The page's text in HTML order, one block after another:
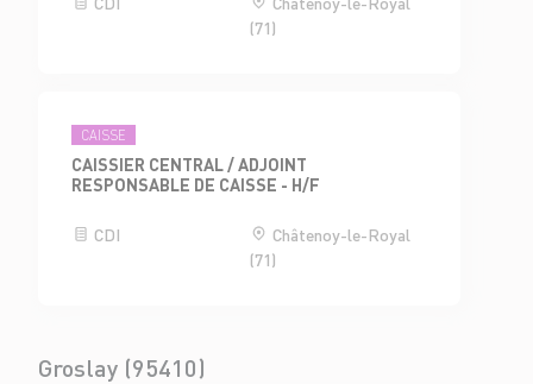
(71)
CAISSE
CAISSIER CENTRAL / ADJOINT
RESPONSABLE DE CAISSE - H/F
CDI
Châtenoy-le-Royal
(71)
Groslay (95410)